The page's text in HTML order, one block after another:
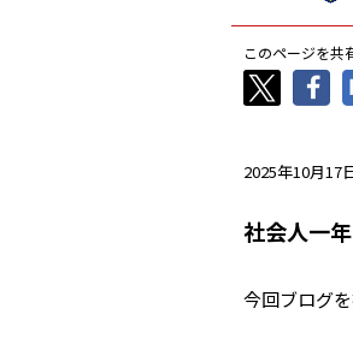
このページを共
2025年10月17
社会人一
今回ブログ